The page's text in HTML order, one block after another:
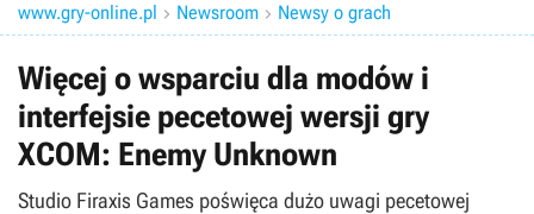
www.gry-online.pl  Newsroom  Newsy o grach
Więcej o wsparciu dla modów i
interfejsie pecetowej wersji gry
XCOM: Enemy Unknown
Studio Firaxis Games poświęca dużo uwagi pecetowej